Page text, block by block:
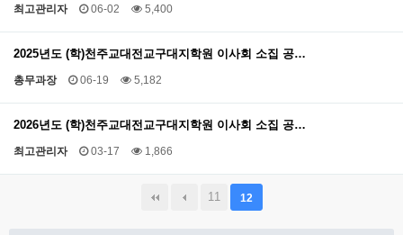
최고관리자 06-02 5,400
2025년도 (학)천주교대전교구대지학원 이사회 소집 공…
총무과장 06-19 5,182
2026년도 (학)천주교대전교구대지학원 이사회 소집 공…
최고관리자 03-17 1,866
11 12